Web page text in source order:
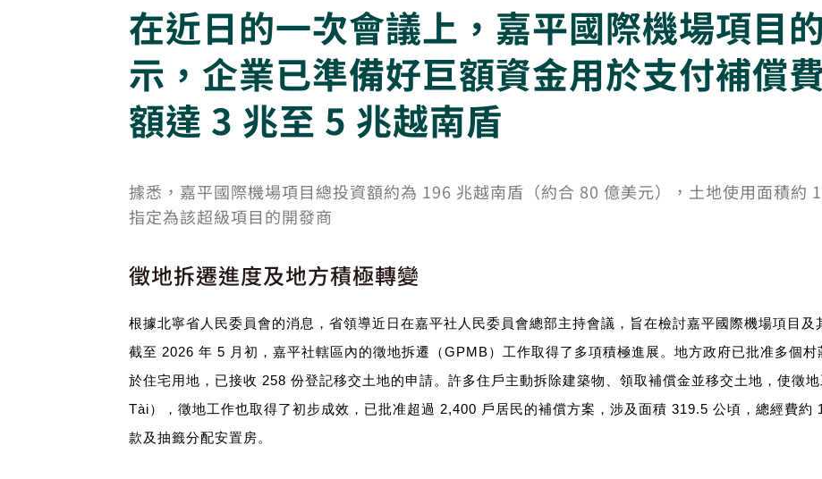
在近日的一次會議上，嘉平國際機場項目
示，企業已準備好巨額資金用於支付補償
額達 3 兆至 5 兆越南盾
據悉，嘉平國際機場項目總投資額約為 196 兆越南盾（約合 80 億美元），土地使用面積
指定為該超級項目的開發商
徵地拆遷進度及地方積極轉變
根據北寧省人民委員會的消息，省領導近日在嘉平社人民委員會總部主持會議，旨在檢討嘉平國際機場項目及
截至 2026 年 5 月初，嘉平社轄區內的徵地拆遷（GPMB）工作取得了多項積極進展。地方政府已批准多個村
於住宅用地，已接收 258 份登記移交土地的申請。許多住戶主動拆除建築物、領取補償金並移交土地，使徵
Tài），徵地工作也取得了初步成效，已批准超過 2,400 戶居民的補償方案，涉及面積 319.5 公頃，總經費約
款及抽籤分配安置房。